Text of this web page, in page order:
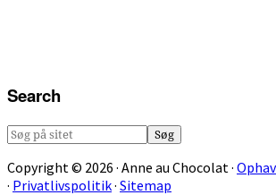
Search
Søg
sitet
Copyright © 2026 · Anne au Chocolat ·
· Privatlivspolitik· Sitemap